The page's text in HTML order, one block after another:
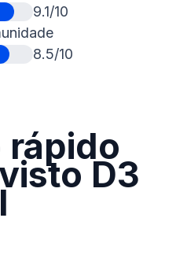
9.1/10
8.5/10
rápido
D3